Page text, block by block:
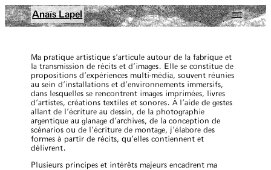
Aller
au
contenu
Anaïs Lapel
Ma pratique artistique s’articule autour de la fabrique et
la transmission de récits et d’images. Elle se constitue de
propositions d’expériences multi-média, souvent réunies
au sein d’installations et d’environnements immersifs,
dans lesquelles se rencontrent images imprimées, livres
d’artistes, créations textiles et sonores. À l’aide de gestes
allant de l’écriture au dessin, de la photographie
argentique au glanage d’archives, de la conception de
scénarios ou de l’écriture de montage, j’élabore des
formes à partir de récits, qu’elles contiennent et
délivrent.
Plusieurs principes et intérêts majeurs encadrent ma